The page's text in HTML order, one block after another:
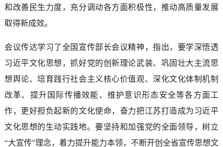
和改善民生力度，充分调动各方面积极性，推动高质量发展
取得新成效。
会议传达学习了全国宣传部长会议精神，指出，要学深悟透
习近平文化思想，抓好党的创新理论武装、巩固壮大主流思
想舆论、培育践行社会主义核心价值观、深化文化体制机制
改革、提升国际传播效能、维护意识形态安全等各方面工
作，更好担负起新的文化使命，奋力把江苏打造成为习近平
文化思想的生动实践地。要坚持和加强党的全面领导，树立
“大宣传”理念，着力提升能力本领，不断开创全省宣传思想文